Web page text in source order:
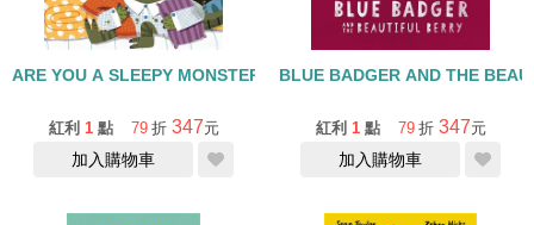
ARE YOU A SLEEPY MONSTER
紅利 1 點 79 折 347元
加入購物車
BLUE BADGER AND THE
紅利 1 點 79 折 347元
加入購物車